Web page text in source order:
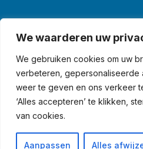
We waarderen uw
We gebruiken cookies om uw
verbeteren, gepersonaliseerde
weer te geven en ons verkeer
‘Alles accepteren’ te klikken,
van cookies.
Aanpassen Alles
© Swim in
Algemene
•